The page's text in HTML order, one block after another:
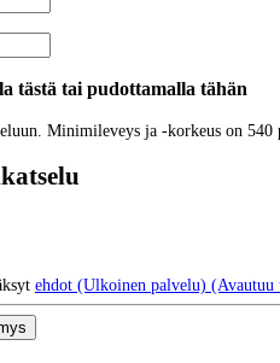
tästä tai pudottamalla tähän
Minimileveys ja -korkeus on 540
ehdot (Ulkoinen palvelu) (Avautuu